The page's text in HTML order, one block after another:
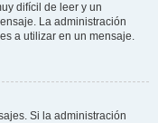
difícil de leer y un
La administración
a utilizar en un mensaje.
Si la administración